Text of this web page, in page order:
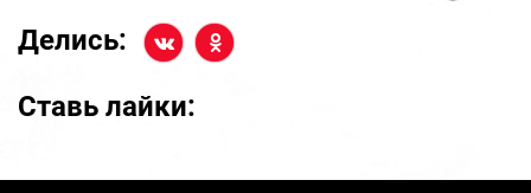
Делись:
Ставь лайки: